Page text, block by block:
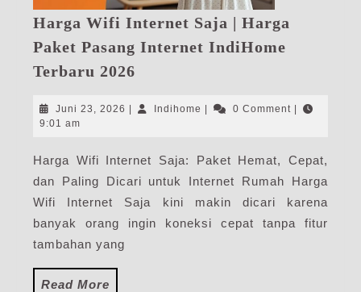
Harga Wifi Internet Saja | Harga
Paket Pasang Internet IndiHome
Terbaru 2026
Internet
Harga
Paket
Pasang
Internet
Juni 23, 2026 Juni
Indihome Indihome0 Comment
9:01 am
Harga Wifi Internet Saja: Paket Hemat, Cepat,
dan Paling Dicari untuk Internet Rumah Harga
Wifi Internet Saja kini makin dicari karena
banyak orang ingin koneksi cepat tanpa fitur
tambahan yang
Read More